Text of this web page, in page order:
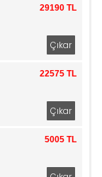
29190 TL
22575 TL
5005 TL